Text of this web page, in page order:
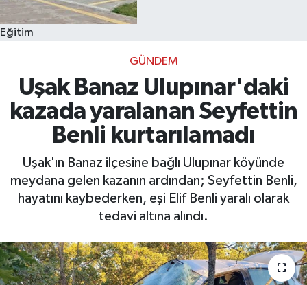
Eğitim
GÜNDEM
Uşak Banaz Ulupınar'daki
kazada yaralanan Seyfettin
Benli kurtarılamadı
Uşak'ın Banaz ilçesine bağlı Ulupınar köyünde
meydana gelen kazanın ardından; Seyfettin Benli,
hayatını kaybederken, eşi Elif Benli yaralı olarak
tedavi altına alındı.